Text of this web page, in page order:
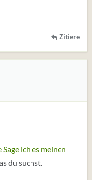
Zitiere
ich es meinen
du suchst.